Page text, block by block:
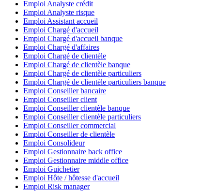
Emploi Analyste crédit
Emploi Analyste risque
Emploi Assistant accueil
Emploi Chargé d'accueil
Emploi Chargé d'accueil banque
Emploi Chargé d'affaires
Emploi Chargé de clientèle
Emploi Chargé de clientèle banque
Emploi Chargé de clientèle particuliers
Emploi Chargé de clientèle particuliers banque
Emploi Conseiller bancaire
Emploi Conseiller client
Emploi Conseiller clientèle banque
Emploi Conseiller clientèle particuliers
Emploi Conseiller commercial
Emploi Conseiller de clientèle
Emploi Consolideur
Emploi Gestionnaire back office
Emploi Gestionnaire middle office
Emploi Guichetier
Emploi Hôte / hôtesse d'accueil
Emploi Risk manager